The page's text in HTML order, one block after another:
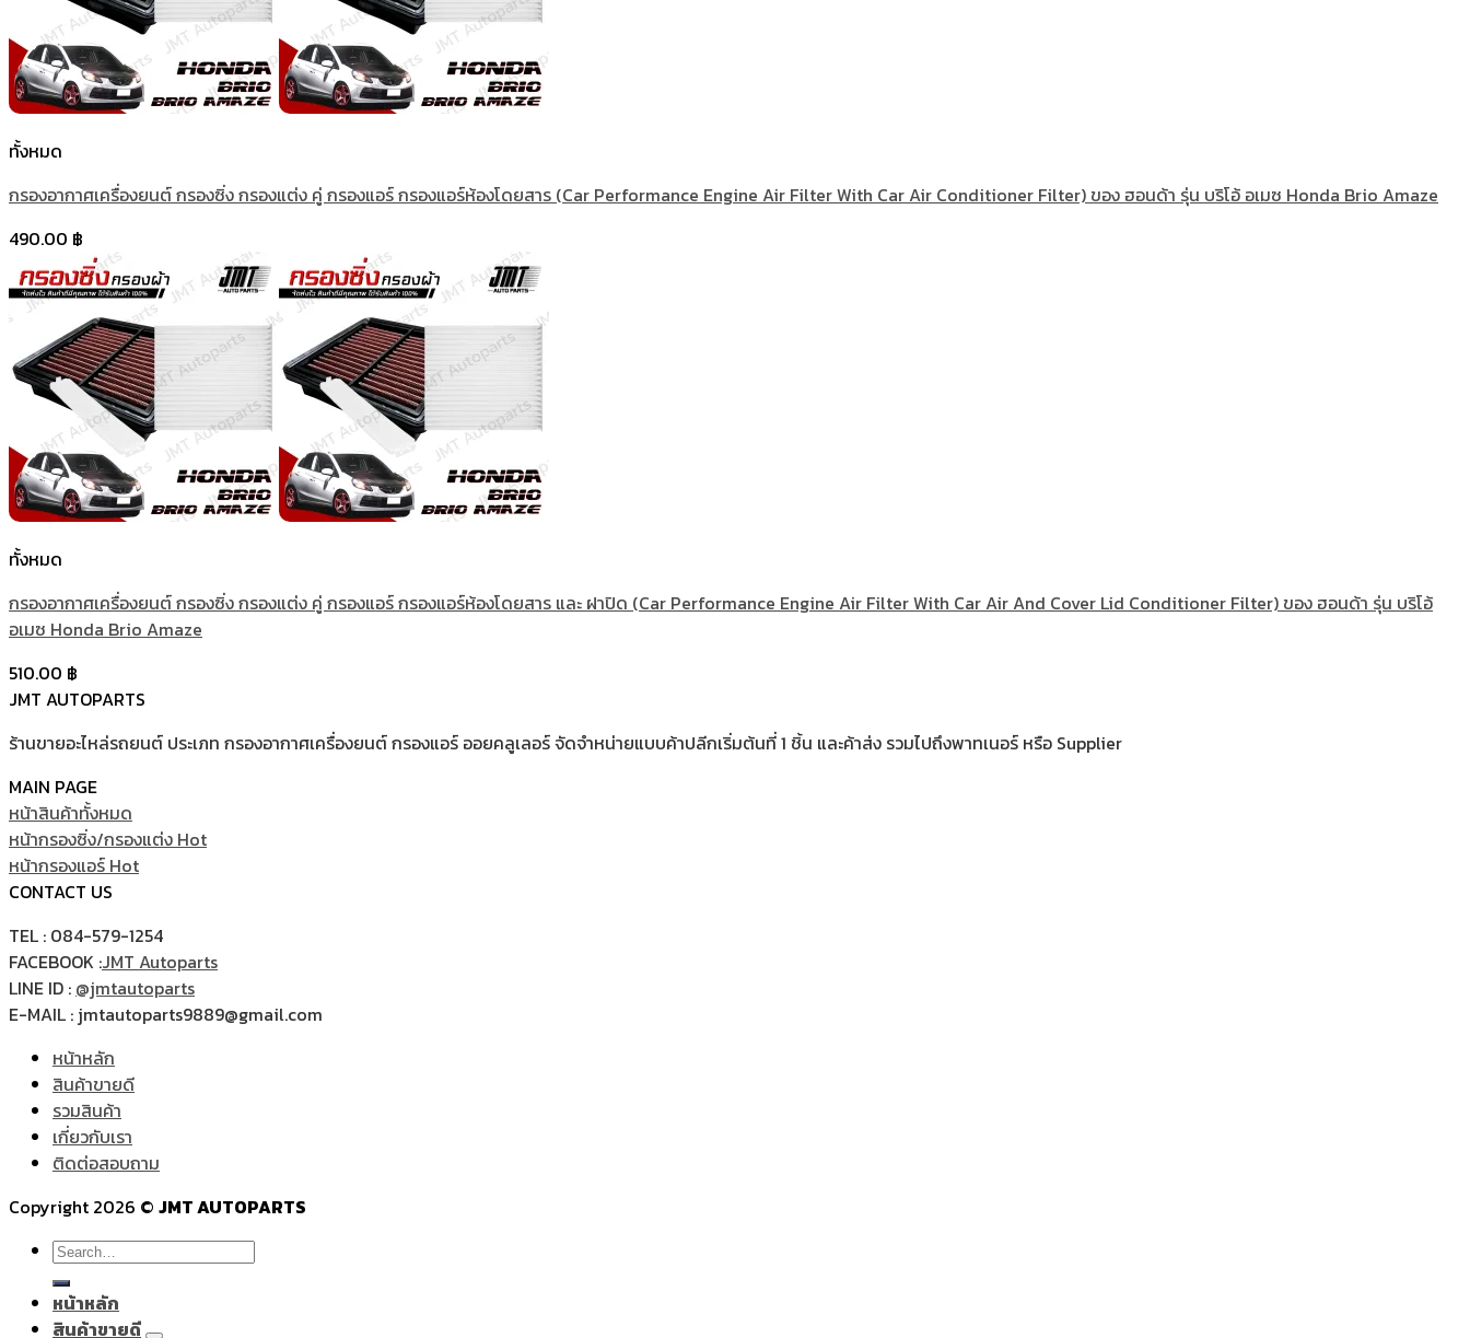
ทั้งหมด
กรองอากาศเครื่องยนต์ กรองซิ่ง กรองแต่ง คู่ กรองแอร์ กรองแอร์ห้องโดยสาร (Car Performance Engine Air Filter With Car Air Conditioner Filter) ของ ฮอนด้า รุ่น บริโอ้ อเมซ Honda Brio Amaze
490.00 ฿
ทั้งหมด
กรองอากาศเครื่องยนต์ กรองซิ่ง กรองแต่ง คู่ กรองแอร์ กรองแอร์ห้องโดยสาร และ ฝาปิด (Car Performance Engine Air Filter With Car Air And Cover Lid Conditioner Filter) ของ ฮอนด้า รุ่น บริโอ้
อเมซ Honda Brio Amaze
510.00 ฿
JMT AUTOPARTS
ร้านขายอะไหล่รถยนต์ ประเภท กรองอากาศเครื่องยนต์ กรองแอร์ ออยคลูเลอร์ จัดจำหน่ายแบบค้าปลีกเริ่มต้นที่ 1 ชิ้น และค้าส่ง รวมไปถึงพาทเนอร์ หรือ Supplier
MAIN PAGE
หน้าสินค้าทั้งหมด
หน้ากรองซิ่ง/กรองแต่ง
หน้ากรองแอร์
CONTACT US
TEL : 084-579-1254
FACEBOOK :JMT Autoparts
LINE ID : @jmtautoparts
E-MAIL : jmtautoparts9889@gmail.com
หน้าหลัก
สินค้าขายดี
รวมสินค้า
เกี่ยวกับเรา
ติดต่อสอบถาม
Copyright 2026 © JMT AUTOPARTS
Search
for:
หน้าหลัก
สินค้าขายดี